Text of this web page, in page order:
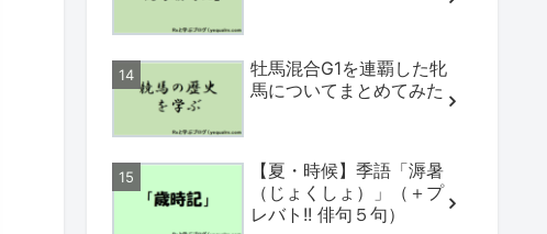
牡馬混合G1を連覇した牝
馬についてまとめてみた
【夏・時候】季語「溽暑
（じょくしょ）」（＋プ
レバト!! 俳句５句）